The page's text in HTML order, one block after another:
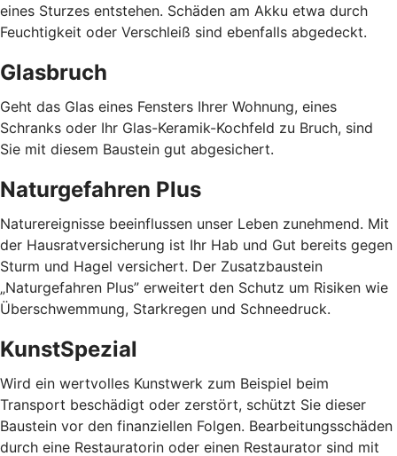
eines Sturzes entstehen. Schäden am Akku etwa durch
Feuchtigkeit oder Verschleiß sind ebenfalls abgedeckt.
Glasbruch
Geht das Glas eines Fensters Ihrer Wohnung, eines
Schranks oder Ihr Glas-Keramik-Kochfeld zu Bruch, sind
Sie mit diesem Baustein gut abgesichert.
Naturgefahren Plus
Naturereignisse beeinflussen unser Leben zunehmend. Mit
der Hausratversicherung ist Ihr Hab und Gut bereits gegen
Sturm und Hagel versichert. Der Zusatzbaustein
„Naturgefahren Plus” erweitert den Schutz um Risiken wie
Überschwemmung, Starkregen und Schneedruck.
KunstSpezial
Wird ein wertvolles Kunstwerk zum Beispiel beim
Transport beschädigt oder zerstört, schützt Sie dieser
Baustein vor den finanziellen Folgen. Bearbeitungsschäden
durch eine Restauratorin oder einen Restaurator sind mit